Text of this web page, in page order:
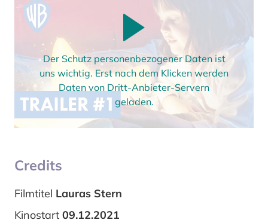
Der Schutz personenbezogener Daten ist
uns wichtig. Erst nach dem Klicken werden
Daten von Dritt-Anbieter-Servern
geladen.
Credits
Filmtitel Lauras Stern
Kinostart 09.12.2021